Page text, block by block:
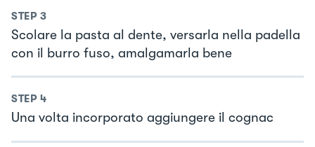
STEP 3
Scolare la pasta al dente, versarla nella padella
con il burro fuso, amalgamarla bene
STEP 4
Una volta incorporato aggiungere il cognac